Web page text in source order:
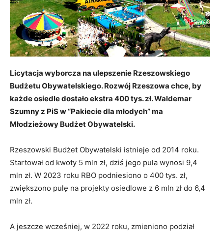
Licytacja wyborcza na ulepszenie Rzeszowskiego
Budżetu Obywatelskiego. Rozwój Rzeszowa chce, by
każde osiedle dostało ekstra 400 tys. zł. Waldemar
Szumny z PiS w “Pakiecie dla młodych” ma
Młodzieżowy Budżet Obywatelski.
Rzeszowski Budżet Obywatelski istnieje od 2014 roku.
Startował od kwoty 5 mln zł, dziś jego pula wynosi 9,4
mln zł. W 2023 roku RBO podniesiono o 400 tys. zł,
zwiększono pulę na projekty osiedlowe z 6 mln zł do 6,4
mln zł.
A jeszcze wcześniej, w 2022 roku, zmieniono podział